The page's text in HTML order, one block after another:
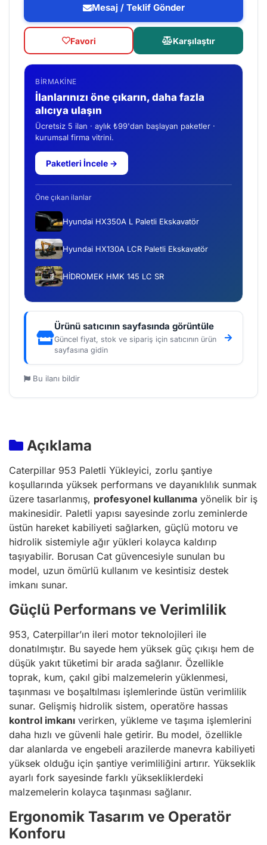
Mesaj / Teklif Gönder
Favori Karşılaştır
BIRMAKINE
İlanlarınızı öne çıkarın, daha fazla
alıcıya ulaşın
Ücretsiz 5 ilan · aylık ₺99'dan başlayan paketler ·
kurumsal firma vitrini.
Paketleri İncele →
Öne çıkan ilanlar
Hyundai HX350A L Paletli Ekskavatör
Hyundai HX130A LCR Paletli Ekskavatör
HİDROMEK HMK 145 LC SR
Ürünü satıcının sayfasında görüntüle
Güncel fiyat, stok ve sipariş için satıcının ürün
sayfasına gidin
Bu ilanı bildir
Açıklama
Caterpillar 953 Paletli Yükleyici, zorlu şantiye
koşullarında yüksek performans ve dayanıklılık sunmak
üzere tasarlanmış, profesyonel kullanıma yönelik bir iş
makinesidir. Paletli yapısı sayesinde zorlu zeminlerde
üstün hareket kabiliyeti sağlarken, güçlü motoru ve
hidrolik sistemiyle ağır yükleri kolayca kaldırıp
taşıyabilir. Borusan Cat güvencesiyle sunulan bu
model, uzun ömürlü kullanım ve kesintisiz destek
imkanı sunar.
Güçlü Performans ve Verimlilik
953, Caterpillar’ın ileri motor teknolojileri ile
donatılmıştır. Bu sayede hem yüksek güç çıkışı hem de
düşük yakıt tüketimi bir arada sağlanır. Özellikle
toprak, kum, çakıl gibi malzemelerin yüklenmesi,
taşınması ve boşaltılması işlemlerinde üstün verimlilik
sunar. Gelişmiş hidrolik sistem, operatöre hassas
kontrol imkanı verirken, yükleme ve taşıma işlemlerini
daha hızlı ve güvenli hale getirir. Bu model, özellikle
dar alanlarda ve engebeli arazilerde manevra kabiliyeti
yüksek olduğu için şantiye verimliliğini artırır. Yükseklik
ayarlı fork sayesinde farklı yüksekliklerdeki
malzemelerin kolayca taşınması sağlanır.
Ergonomik Tasarım ve Operatör
Konforu